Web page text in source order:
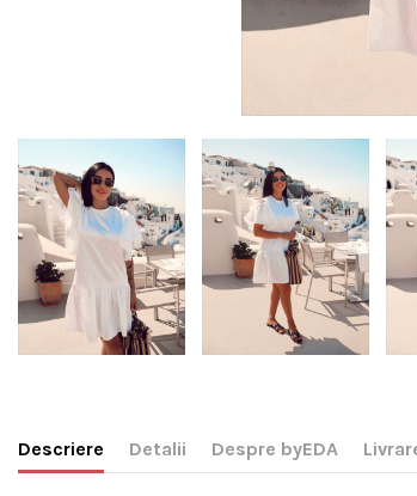
Descriere Detalii Despre byEDA